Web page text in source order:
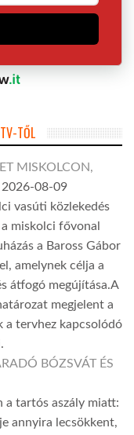
TŐL
MISKOLCON,
2026-08-09
vasúti közlekedés
miskolci fővonal
a Baross Gábor
amelynek célja a
átfogó megújítása.A
megjelent a
a tervhez kapcsolódó
BÓZSVÁT ÉS
a tartós aszály miatt:
annyira lecsökkent,